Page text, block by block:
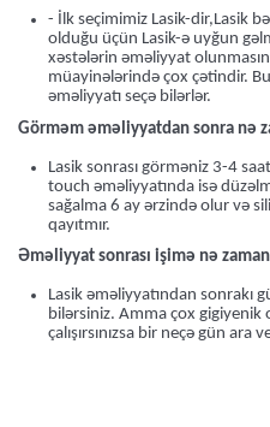
- İlk seçimimiz Lasik-dir,Lasik
olduğu üçün Lasik-ə uyğun
xəstələrin əməliyyat
müayinələrində çox çətindir.
əməliyyatı seçə bilərlər.
Görməm əməliyyatdan sonra nə
Lasik sonrası görməniz 3-4
touch əməliyyatında isə
sağalma 6 ay ərzində olur və
qayıtmır.
Əməliyyat sonrası işimə nə
Lasik əməliyyatından sonrakı
bilərsiniz. Amma çox
çalışırsınızsa bir neçə gün